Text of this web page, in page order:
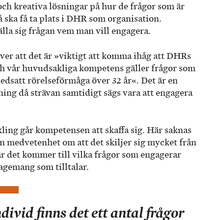
kreativa lösningar på hur de frågor som är
få ta plats i DHR som organisation.
sig frågan vem man vill engagera.
att det är »viktigt att komma ihåg att DHRs
vår huvudsakliga kompetens gäller frågor som
rörelseförmåga över 32 år«. Det är en
då strävan samtidigt sägs vara att engagera
går kompetensen att skaffa sig. Här saknas
medvetenhet om att det skiljer sig mycket från
kommer till vilka frågor som engagerar
som tilltalar.
finns det ett antal frågor